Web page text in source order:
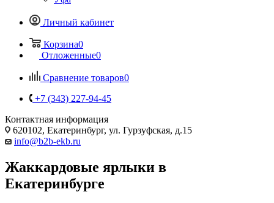
Личный кабинет
Корзина0
Отложенные0
Сравнение товаров0
+7 (343) 227-94-45
Контактная информация
620102, Екатеринбург, ул. Гурзуфская, д.15
info@b2b-ekb.ru
Жаккардовые ярлыки в
Екатеринбурге